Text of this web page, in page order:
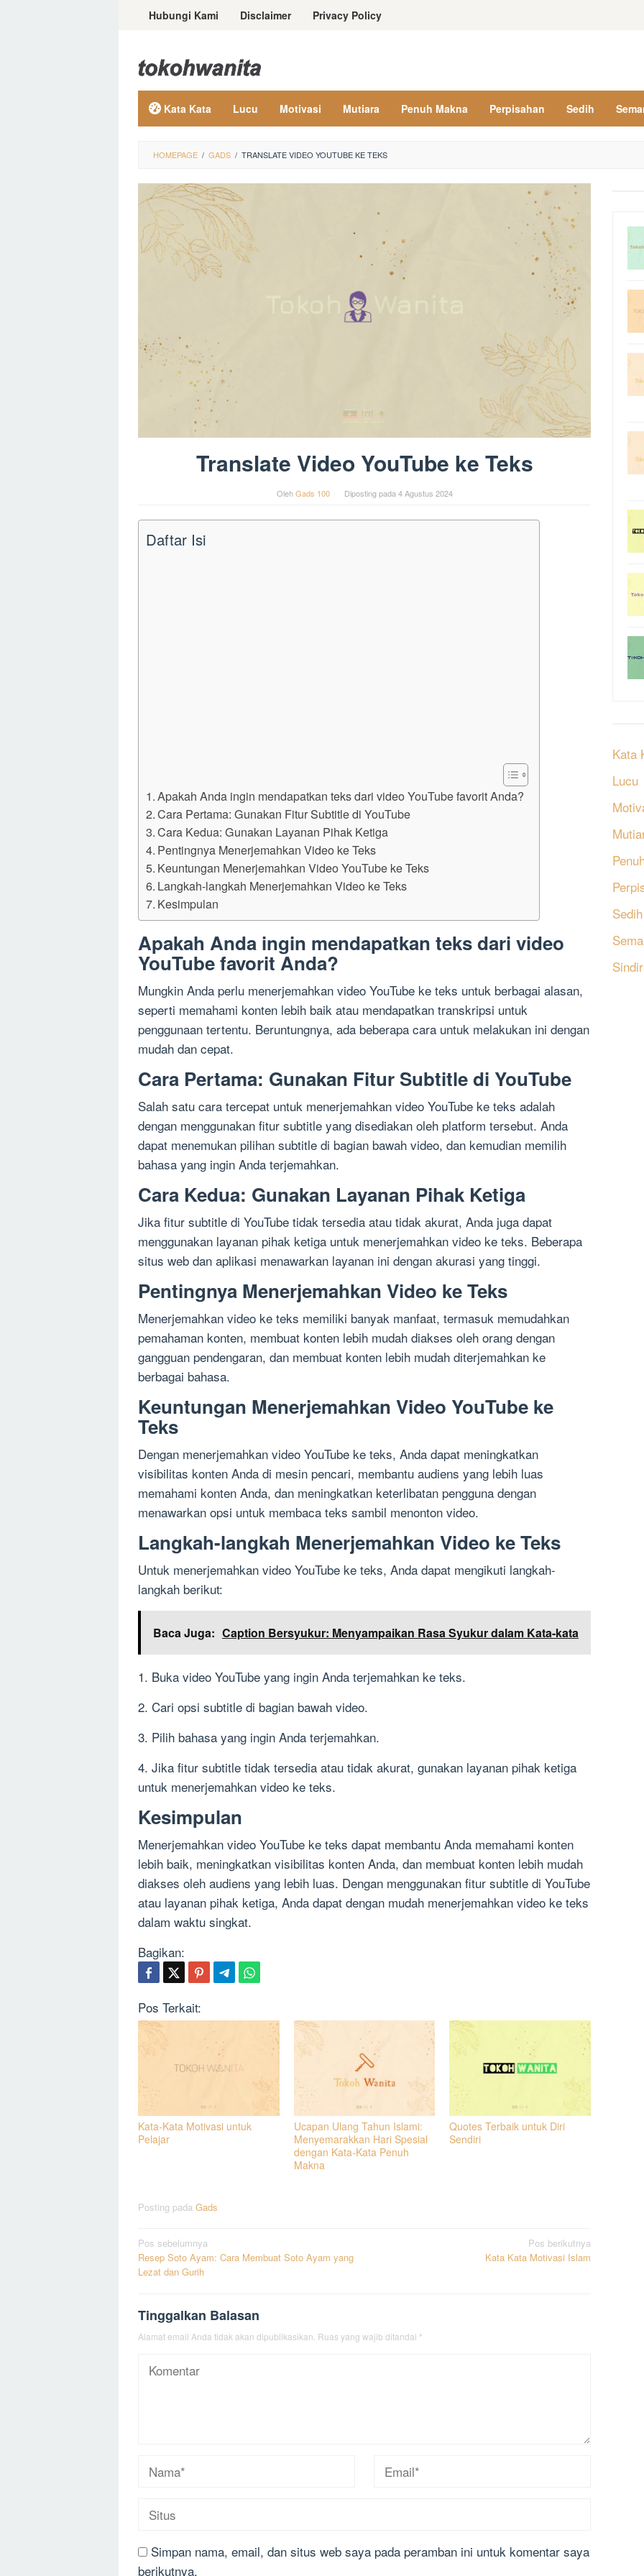
LoncatHubungi Kami Disclaimer Privacy Policy
Kata Kata Lucu Motivasi Mutiara Penuh Makna Perpisahan Sedih
HOMEPAGE / GADS / TRANSLATE VIDEO YOUTUBE KE TEKS
Translate Video YouTube ke Teks
OlehGads 100 Diposting pada 4 Agustus 2024
Daftar Isi
Apakah Anda ingin mendapatkan teks dari video YouTube favorit Anda?
Cara Pertama: Gunakan Fitur Subtitle di YouTube
Cara Kedua: Gunakan Layanan Pihak Ketiga
Pentingnya Menerjemahkan Video ke Teks
Keuntungan Menerjemahkan Video YouTube ke Teks
Langkah-langkah Menerjemahkan Video ke Teks
Kesimpulan
Apakah Anda ingin mendapatkan teks dari video
YouTube favorit Anda?
Mungkin Anda perlu menerjemahkan video YouTube ke teks untuk berbagai alasan,
seperti memahami konten lebih baik atau mendapatkan transkripsi untuk
penggunaan tertentu. Beruntungnya, ada beberapa cara untuk melakukan ini dengan
mudah dan cepat.
Cara Pertama: Gunakan Fitur Subtitle di YouTube
Salah satu cara tercepat untuk menerjemahkan video YouTube ke teks adalah
dengan menggunakan fitur subtitle yang disediakan oleh platform tersebut. Anda
dapat menemukan pilihan subtitle di bagian bawah video, dan kemudian memilih
bahasa yang ingin Anda terjemahkan.
Cara Kedua: Gunakan Layanan Pihak Ketiga
Jika fitur subtitle di YouTube tidak tersedia atau tidak akurat, Anda juga dapat
menggunakan layanan pihak ketiga untuk menerjemahkan video ke teks. Beberapa
situs web dan aplikasi menawarkan layanan ini dengan akurasi yang tinggi.
Pentingnya Menerjemahkan Video ke Teks
Menerjemahkan video ke teks memiliki banyak manfaat, termasuk memudahkan
pemahaman konten, membuat konten lebih mudah diakses oleh orang dengan
gangguan pendengaran, dan membuat konten lebih mudah diterjemahkan ke
berbagai bahasa.
Keuntungan Menerjemahkan Video YouTube ke
Teks
Dengan menerjemahkan video YouTube ke teks, Anda dapat meningkatkan
visibilitas konten Anda di mesin pencari, membantu audiens yang lebih luas
memahami konten Anda, dan meningkatkan keterlibatan pengguna dengan
menawarkan opsi untuk membaca teks sambil menonton video.
Langkah-langkah Menerjemahkan Video ke Teks
Untuk menerjemahkan video YouTube ke teks, Anda dapat mengikuti langkah-
langkah berikut:
Baca Juga: Caption Bersyukur: Menyampaikan Rasa Syukur dalam Kata-kata
1. Buka video YouTube yang ingin Anda terjemahkan ke teks.
2. Cari opsi subtitle di bagian bawah video.
3. Pilih bahasa yang ingin Anda terjemahkan.
4. Jika fitur subtitle tidak tersedia atau tidak akurat, gunakan layanan pihak ketiga
untuk menerjemahkan video ke teks.
Kesimpulan
Menerjemahkan video YouTube ke teks dapat membantu Anda memahami konten
lebih baik, meningkatkan visibilitas konten Anda, dan membuat konten lebih mudah
diakses oleh audiens yang lebih luas. Dengan menggunakan fitur subtitle di YouTube
atau layanan pihak ketiga, Anda dapat dengan mudah menerjemahkan video ke teks
dalam waktu singkat.
Bagikan:
Pos Terkait:
Kata-Kata Motivasi untuk
Pelajar
Ucapan Ulang Tahun Islami:
Menyemarakkan Hari Spesial
dengan Kata-Kata Penuh
Makna
Quotes Terbaik untuk Diri
Sendiri
Posting pada Gads
Navigasi
pos
Pos sebelumnya
Resep Soto Ayam: Cara Membuat Soto Ayam yang
Lezat dan Gurih
Pos berikutnya
Kata Kata Motivasi Islam
Tinggalkan Balasan
Alamat email Anda tidak akan dipublikasikan. Ruas yang wajib ditandai *
Simpan nama, email, dan situs web saya pada peramban ini untuk komentar saya
berikutnya.
Kata
Lucu
Sedih